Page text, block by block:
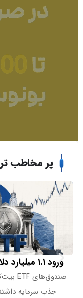
پر مخاطب ترین
سرمایه داشتند که